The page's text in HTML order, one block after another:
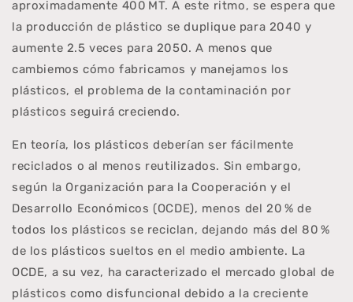
aproximadamente 400 MT. A este ritmo, se espera que
la producción de plástico se duplique para 2040 y
aumente 2.5 veces para 2050. A menos que
cambiemos cómo fabricamos y manejamos los
plásticos, el problema de la contaminación por
plásticos seguirá creciendo.
En teoría, los plásticos deberían ser fácilmente
reciclados o al menos reutilizados. Sin embargo,
según la Organización para la Cooperación y el
Desarrollo Económicos (OCDE), menos del 20 % de
todos los plásticos se reciclan, dejando más del 80 %
de los plásticos sueltos en el medio ambiente. La
OCDE, a su vez, ha caracterizado el mercado global de
plásticos como disfuncional debido a la creciente